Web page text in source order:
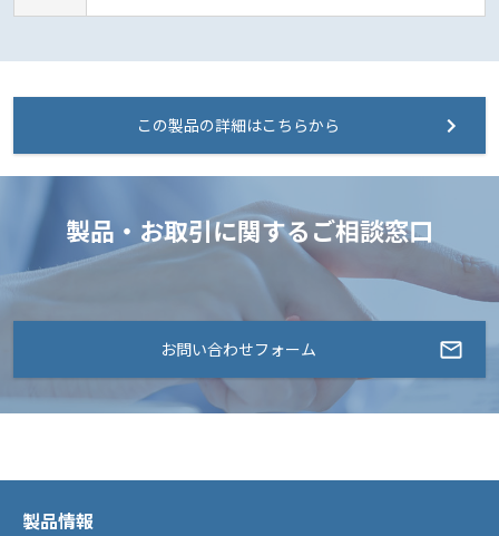
この製品の詳細はこちらから
製品・お取引に関するご相談窓口
お問い合わせフォーム
製品情報